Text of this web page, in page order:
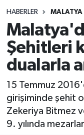
HABERLER MALATYA
Şehitleri
dualarla
15 Temmuz
girişiminde şehit
Zekeriya Bitmez
9. yılında
Eğitim
Ekonomi
Gündem
Kültür &
Malatya
Malatya Trafik
TFF 3.Lig
Son Dakika